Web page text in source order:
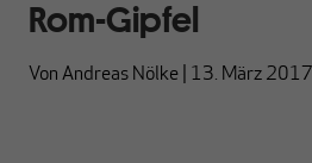
Rom-Gipfel
Von Andreas Nölke 13. März 2017